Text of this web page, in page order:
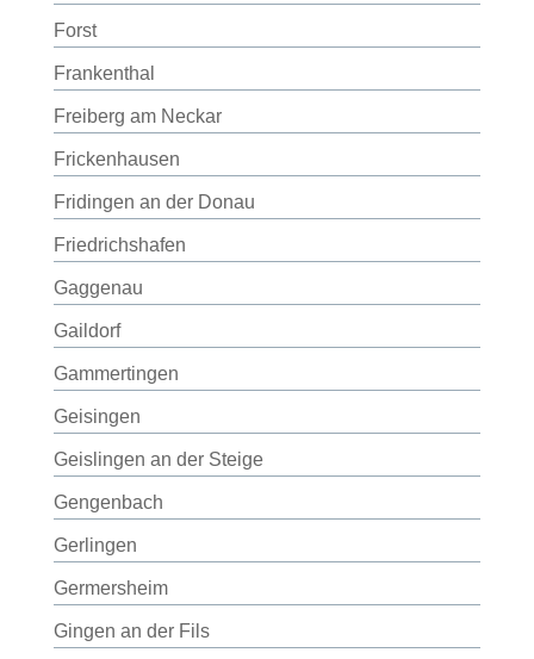
Forst
Frankenthal
Freiberg am Neckar
Frickenhausen
Fridingen an der Donau
Friedrichshafen
Gaggenau
Gaildorf
Gammertingen
Geisingen
Geislingen an der Steige
Gengenbach
Gerlingen
Germersheim
Gingen an der Fils